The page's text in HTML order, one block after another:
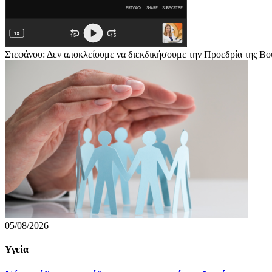
Στεφάνου: Δεν αποκλείουμε να διεκδικήσουμε την Προεδρία της
05/08/2026
Υγεία